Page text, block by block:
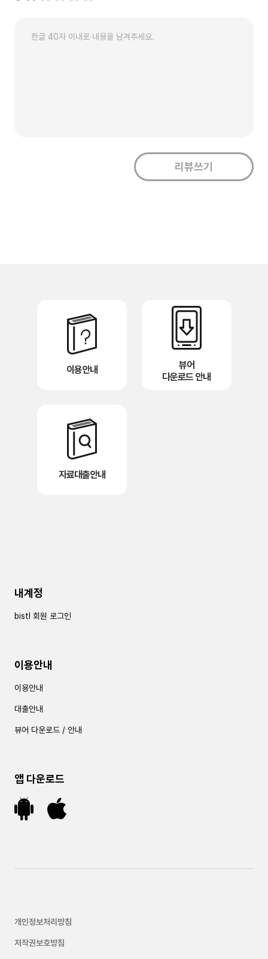
이용안내
뷰어
다운로드 안내
자료대출안내
내계정
bistl 회원 로그인
이용안내
이용안내
대출안내
뷰어 다운로드 / 안내
앱 다운로드
개인정보처리방침
저작권보호방침